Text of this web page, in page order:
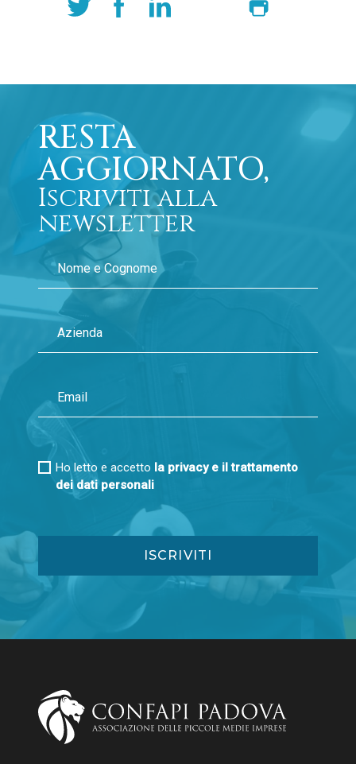
RESTA
AGGIORNATO,
Iscriviti alla
newsletter
Ho letto e accetto la privacy e il trattamento
dei dati personali